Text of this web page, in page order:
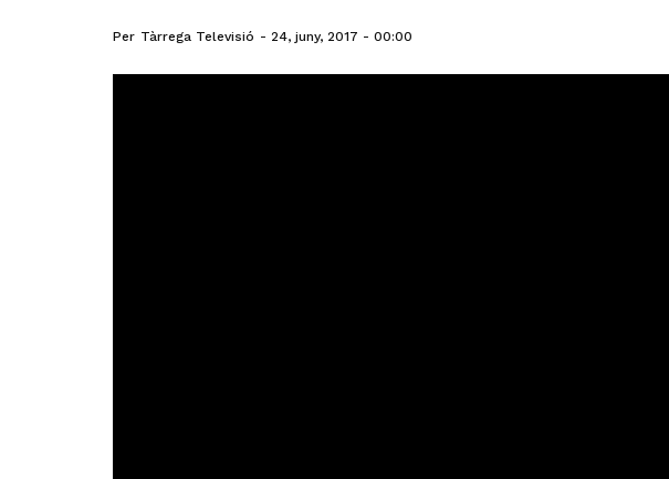
Per Tàrrega Televisió 24, juny, 2017 - 00:00